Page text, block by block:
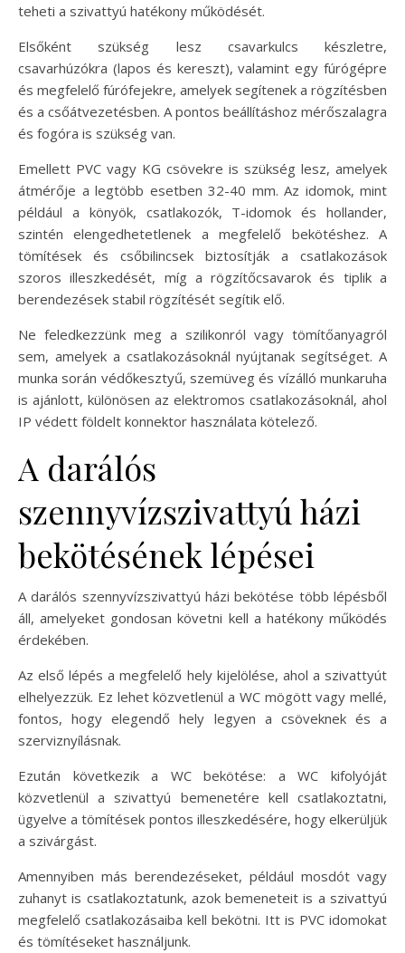
teheti a szivattyú hatékony működését.
Elsőként szükség lesz csavarkulcs készletre,
csavarhúzókra (lapos és kereszt), valamint egy fúrógépre
és megfelelő fúrófejekre, amelyek segítenek a rögzítésben
és a csőátvezetésben. A pontos beállításhoz mérőszalagra
és fogóra is szükség van.
Emellett PVC vagy KG csövekre is szükség lesz, amelyek
átmérője a legtöbb esetben 32-40 mm. Az idomok, mint
például a könyök, csatlakozók, T-idomok és hollander,
szintén elengedhetetlenek a megfelelő bekötéshez. A
tömítések és csőbilincsek biztosítják a csatlakozások
szoros illeszkedését, míg a rögzítőcsavarok és tiplik a
berendezések stabil rögzítését segítik elő.
Ne feledkezzünk meg a szilikonról vagy tömítőanyagról
sem, amelyek a csatlakozásoknál nyújtanak segítséget. A
munka során védőkesztyű, szemüveg és vízálló munkaruha
is ajánlott, különösen az elektromos csatlakozásoknál, ahol
IP védett földelt konnektor használata kötelező.
A darálós
szennyvízszivattyú házi
bekötésének lépései
A darálós szennyvízszivattyú házi bekötése több lépésből
áll, amelyeket gondosan követni kell a hatékony működés
érdekében.
Az első lépés a megfelelő hely kijelölése, ahol a szivattyút
elhelyezzük. Ez lehet közvetlenül a WC mögött vagy mellé,
fontos, hogy elegendő hely legyen a csöveknek és a
szerviznyílásnak.
Ezután következik a WC bekötése: a WC kifolyóját
közvetlenül a szivattyú bemenetére kell csatlakoztatni,
ügyelve a tömítések pontos illeszkedésére, hogy elkerüljük
a szivárgást.
Amennyiben más berendezéseket, például mosdót vagy
zuhanyt is csatlakoztatunk, azok bemeneteit is a szivattyú
megfelelő csatlakozásaiba kell bekötni. Itt is PVC idomokat
és tömítéseket használjunk.